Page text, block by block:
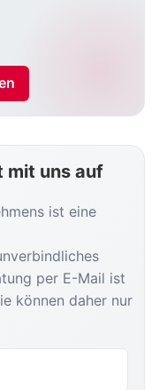
mit uns auf
ist eine
per E-Mail ist
können daher nur